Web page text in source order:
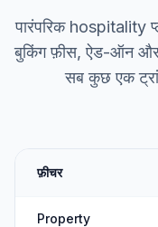
पारंपरिक hospitality
बुकिंग फ़ीस, ऐड-ऑन
सब कुछ एक
फ़ीचर
Property